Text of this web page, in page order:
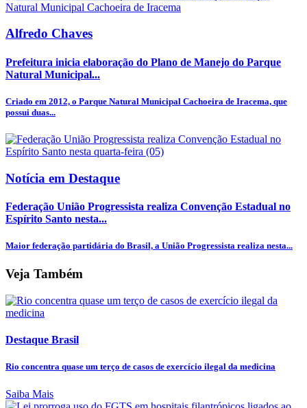
Alfredo Chaves
Prefeitura inicia elaboração do Plano de Manejo do Parque
Natural Municipal...
Criado em 2012, o Parque Natural Municipal Cachoeira de Iracema, que
possui duas...
Notícia em Destaque
Federação União Progressista realiza Convenção Estadual no
Espírito Santo nesta...
Maior federação partidária do Brasil, a União Progressista realiza nesta...
Veja Também
Destaque Brasil
Rio concentra quase um terço de casos de exercício ilegal da medicina
Saiba Mais